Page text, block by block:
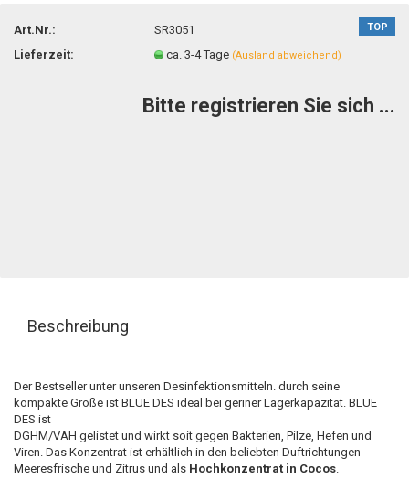
TOP
Art.Nr.:
SR3051
Lieferzeit:
ca. 3-4 Tage (Ausland abweichend)
Bitte registrieren Sie sich ...
Beschreibung
Der Bestseller unter unseren Desinfektionsmitteln. durch seine
kompakte Größe ist BLUE DES ideal bei geriner Lagerkapazität. BLUE
DES ist
DGHM/VAH gelistet und wirkt soit gegen Bakterien, Pilze, Hefen und
Viren. Das Konzentrat ist erhältlich in den beliebten Duftrichtungen
Meeresfrische und Zitrus und als Hochkonzentrat in Cocos.